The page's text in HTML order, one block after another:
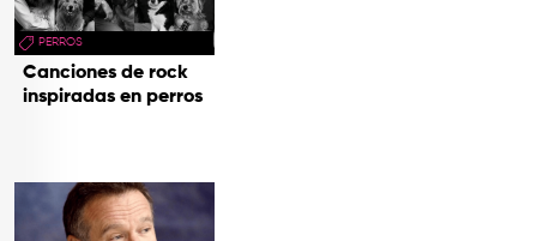
PERROS
Canciones de rock
inspiradas en perros